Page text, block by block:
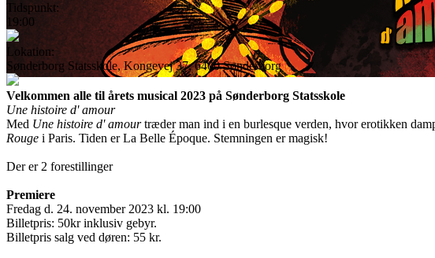
Tidspunkt:
19:00
Lokation:
Sønderborg Statsskole, Kongevej 37, 6400 Sønderborg
Velkommen alle til årets musical 2023 på Sønderborg Statsskole
Une histoire d' amour
Med Une histoire d' amourtræder man ind i en burlesque verden, hvor erotikken
Rouge i Paris. Tiden er La Belle Époque. Stemningen er magisk!
Der er 2 forestillinger
Premiere
Fredag d. 24. november 2023 kl. 19:00
Billetpris: 50kr inklusiv gebyr.
Billetpris salg ved døren: 55 kr.